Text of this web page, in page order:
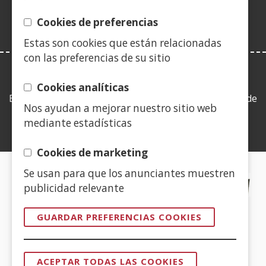
Cookies de preferencias
Estas son cookies que están relacionadas
con las preferencias de su sitio
Cookies analíticas
Nos ayudan a mejorar nuestro sitio web
mediante estadísticas
Cookies de marketing
Se usan para que los anunciantes muestren
publicidad relevante
GUARDAR PREFERENCIAS COOKIES
ACEPTAR TODAS LAS COOKIES
Esta web se ajusta a lo establecido en la Ley 19/2013, de
9 de diciembre, de transparencia, acceso a la
información pública y buen gobierno.
CERTIFICADOS DE CALIDAD
(Abre
en
nueva
ventana)
en